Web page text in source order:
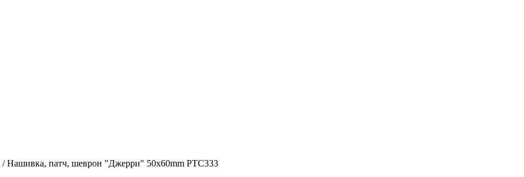
/Нашивка, патч, шеврон "Джерри" 50x60mm PTC333